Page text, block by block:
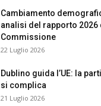
Cambiamento
analisi del rapporto 2026
Commissione
22 Luglio 2026
Dublino guida l’UE: la
si complica
21 Luglio 2026